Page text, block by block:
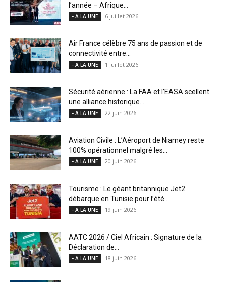
l’année – Afrique...
- A LA UNE 6 juillet 2026
Air France célèbre 75 ans de passion et de
connectivité entre...
- A LA UNE 1 juillet 2026
Sécurité aérienne : La FAA et l’EASA scellent
une alliance historique...
- A LA UNE 22 juin 2026
Aviation Civile : L’Aéroport de Niamey reste
100% opérationnel malgré les...
- A LA UNE 20 juin 2026
Tourisme : Le géant britannique Jet2
débarque en Tunisie pour l’été...
- A LA UNE 19 juin 2026
AATC 2026 / Ciel Africain : Signature de la
Déclaration de...
- A LA UNE 18 juin 2026